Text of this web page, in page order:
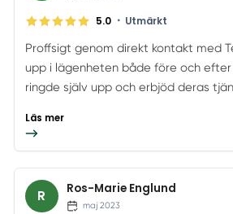
5.0 • Utmärkt
Proffsigt genom direkt kontakt med
upp i lägenheten både före och
ringde själv upp och erbjöd deras
Läs mer
R Ros-Marie Englund
maj 2023